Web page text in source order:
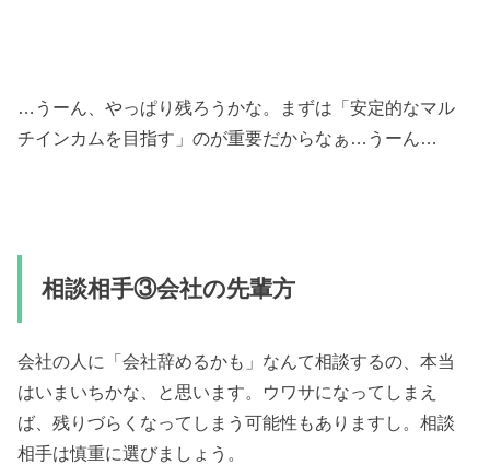
…うーん、やっぱり残ろうかな。まずは「安定的なマル
チインカムを目指す」のが重要だからなぁ…うーん…
相談相手③会社の先輩方
会社の人に「会社辞めるかも」なんて相談するの、本当
はいまいちかな、と思います。ウワサになってしまえ
ば、残りづらくなってしまう可能性もありますし。相談
相手は慎重に選びましょう。